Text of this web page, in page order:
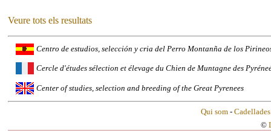
Veure tots els resultats
Centro de estudios, selección y cria del Perro Montanña de los
Cercle d'études sélection et élevage du Chien de Muntagne des
Center of studies, selection and breeding of the Great Pyrenees
Qui som - Cadellades
©